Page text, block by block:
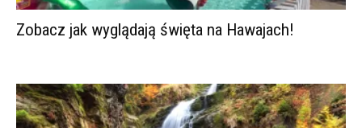
Zobacz jak wyglądają święta na Hawajach!